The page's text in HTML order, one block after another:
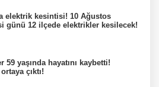
elektrik kesintisi! 10 Ağustos
günü 12 ilçede elektrikler kesilecek!
59 yaşında hayatını kaybetti!
çıktı!